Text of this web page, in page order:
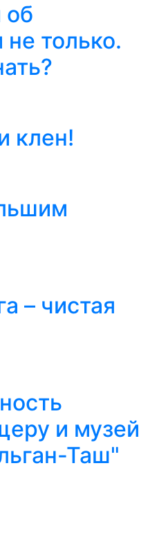
не только.
клен!
– чистая
и музей
Таш"